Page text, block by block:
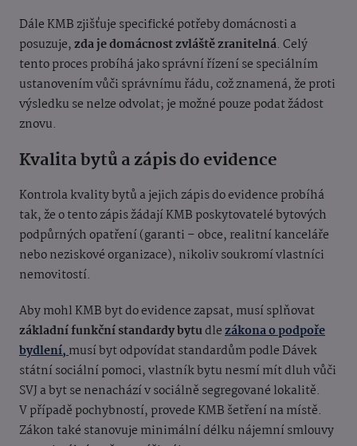
Dále KMB zjišťuje specifické potřeby domácnosti a
posuzuje,zda je domácnost zvláště zranitelná. Celý
tento proces probíhá jako správní řízení se speciálním
ustanovením vůči správnímu řádu, což znamená, že proti
výsledku se nelze odvolat; je možné pouze podat žádost
znovu.
Kvalita bytů a zápis do evidence
Kontrola kvality bytů a jejich zápis do evidence probíhá
tak, že o tento zápis žádají KMB poskytovatelé bytových
podpůrných opatření (garanti – obce, realitní kanceláře
nebo neziskové organizace), nikoliv soukromí vlastníci
nemovitostí.
Aby mohl KMB byt do evidence zapsat, musí splňovat
základní funkční standardy bytudlezákona o podpoře
bydlení,musí byt odpovídat standardům podle Dávek
státní sociální pomoci, vlastník bytu nesmí mít dluh vůči
SVJ a byt se nenachází v sociálně segregované lokalitě.
V případě pochybností, provede KMB šetření na místě.
Zákon také stanovuje minimální délku nájemní smlouvy